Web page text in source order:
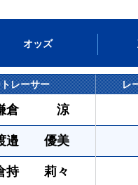
オッズ
レーサー レ
倉 涼
邉 優美
持 莉々